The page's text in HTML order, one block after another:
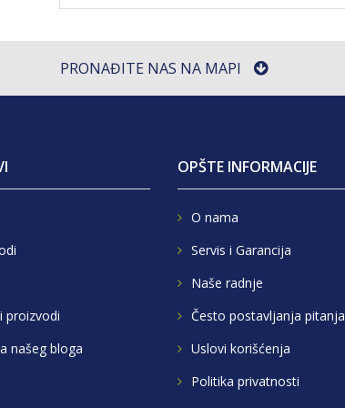
PRONAĐITE NAS NA MAPI
proizvodi
našeg bloga
OPŠTE INFORMACIJE
O nama
Servis i Garancija
Naše radnje
Često postavljanja pitanja
Uslovi korišćenja
Politika privatnosti